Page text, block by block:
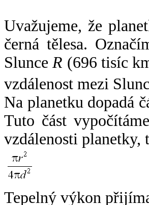
Uvažujeme, že
černá tělesa.
SlunceR (696 tisíc
vzdálenost mezi
Na planetku dopadá
Tuto část
vzdálenosti planetky,
Tepelný výkon